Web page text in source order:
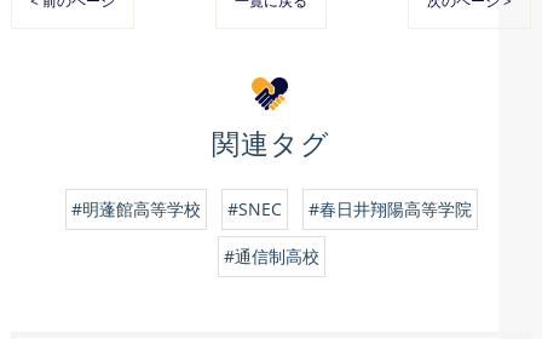
関連タグ
#明蓬館高等学校 #SNEC #春日井翔陽高等学院
#通信制高校